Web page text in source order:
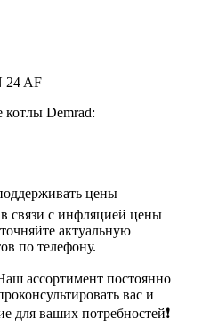
24 AF
котлы Demrad:
цены
связи с инфляцией цены
актуальную
по телефону.
ассортимент постоянно
вас и
для ваших потребностей❗